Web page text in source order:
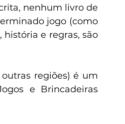
nenhum livro de
jogo (como
e regras, são
regiões) é um
e Brincadeiras